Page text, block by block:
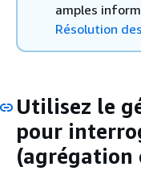
amples
Résolution
Utilisez le
pour
(agrégation